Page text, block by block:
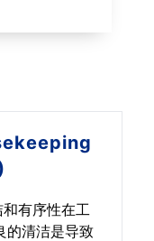
有序性在工
的清洁是导致